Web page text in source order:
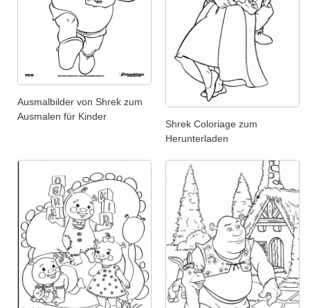
Ausmalbilder von Shrek zum
Ausmalen für Kinder
Shrek Coloriage zum
Herunterladen